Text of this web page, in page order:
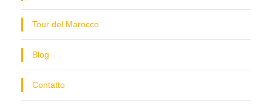
Tour del Marocco
Blog
Contatto